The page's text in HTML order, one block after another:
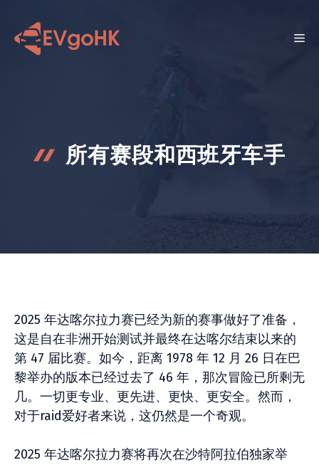
菜
所有赛段和西班牙车手
2025 年达喀尔拉力赛已经为新的赛事做好了准备，
这是自在非洲开始测试并最终在达喀尔结束以来的
第 47 届比赛。如今，距离 1978 年 12 月 26 日在巴
黎举办的版本已经过去了 46 年，那次冒险已所剩无
几。一切更专业、更先进、更快、更安全。然而，
对于raid爱好者来说，这仍然是一个奇观。
2025 年达喀尔拉力赛将再次在沙特阿拉伯独家举